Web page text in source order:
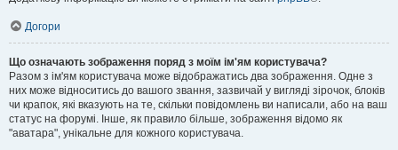
Догори
Що означають зображення поряд з моїм ім'ям користувача?
Разом з ім'ям користувача може відображатись два зображення. Одне з
них може відноситись до вашого звання, зазвичай у вигляді зірочок, блоків
чи крапок, які вказують на те, скільки повідомлень ви написали, або на ваш
статус на форумі. Інше, як правило більше, зображення відомо як
"аватара", унікальне для кожного користувача.